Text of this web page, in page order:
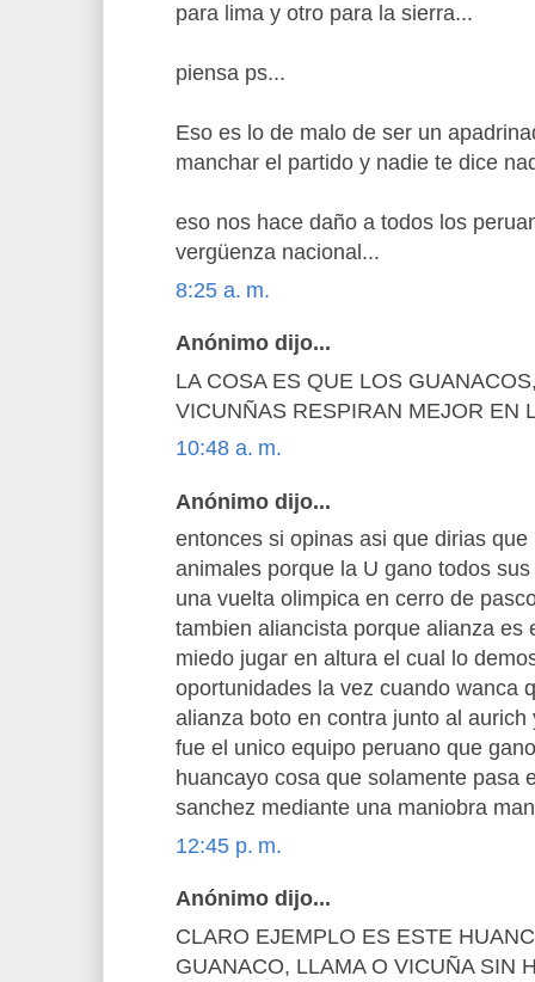
para lima y otro para la sierra...
piensa ps...
Eso es lo de malo de ser un
manchar el partido y nadie te dice
eso nos hace daño a todos los
vergüenza nacional...
8:25 a. m.
Anónimo dijo...
LA COSA ES QUE LOS
VICUNÑAS RESPIRAN MEJOR EN
10:48 a. m.
Anónimo dijo...
entonces si opinas asi que dirias
animales porque la U gano todos
una vuelta olimpica en cerro de
tambien aliancista porque alianza es
miedo jugar en altura el cual lo
oportunidades la vez cuando wanca
alianza boto en contra junto al
fue el unico equipo peruano que
huancayo cosa que solamente pasa
sanchez mediante una maniobra
12:45 p. m.
Anónimo dijo...
CLARO EJEMPLO ES ESTE
GUANACO, LLAMA O VICUÑA SIN